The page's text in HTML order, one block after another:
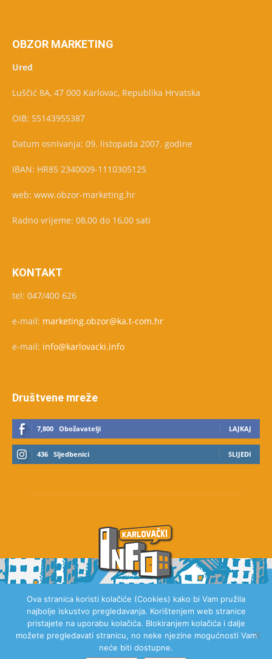
OBZOR MARKETING
Ured
Luščić 8A, 47 000 Karlovac, Republika Hrvatska
OIB: 55143955387
Datum osnivanja: 09. listopada 2007. godine
IBAN: HR85 2340009-1110305125
web: www.obzor-marketing.hr
Radno vrijeme: 08,00 do 16,00 sati
KONTAKT
tel: 047/400 626
e-mail: marketing.obzor@ka.t-com.hr
e-mail: info@karlovacki.info
Društvene mreže
7,800 Obožavatelji LAJKAJ
436 Sljedbenici SLIJEDI
O NAMA
Ova stranica koristi kolačiće (Cookies) kako bi Vam pružila
najbolje iskustvo pregledavanja. Korištenjem web stranice
pristajete na uporabu kolačića. Blokiranjem kolačića i dalje
možete pregledavati stranicu, no neke njezine mogućnosti Vam
neće biti dostupne.